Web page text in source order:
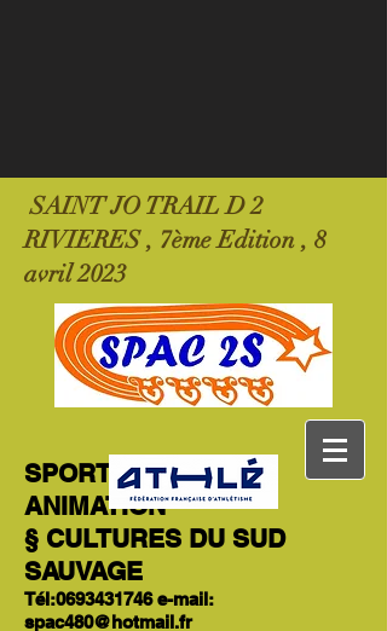
SAINT JO TRAIL D 2
RIVIERES , 7ème Edition , 8
avril 2023
SPORT PATRIMOINE
ANIMATION
§ CULTURES DU SUD
SAUVAGE
Tél:0693431746e-mail:
spac480@hotmail.fr